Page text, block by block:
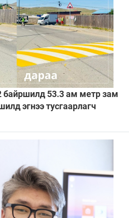
байршилд 53.3 ам метр зам
эгнээ тусгаарлагч